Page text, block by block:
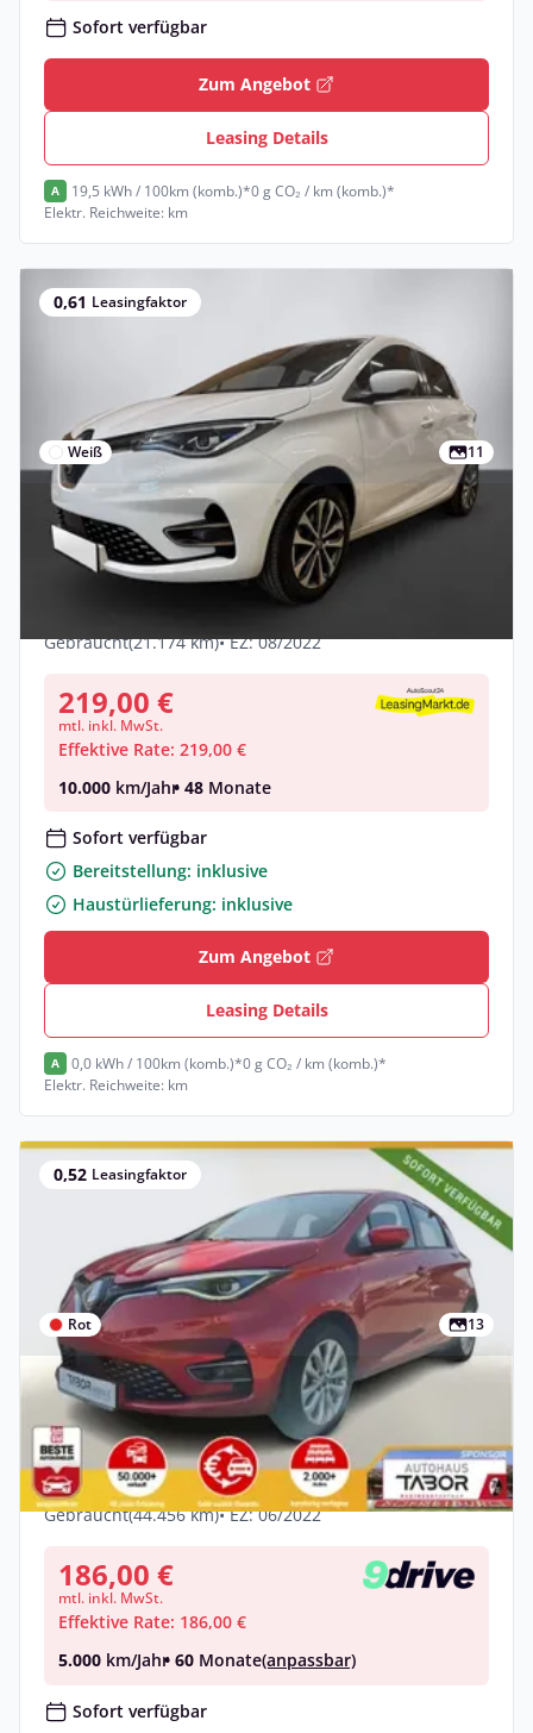
Sofort verfügbar
Zum Angebot
Leasing Details
A 19,5 kWh / 100km (komb.)*0 g CO₂ / km (komb.)*
Elektr. Reichweite: km
0,61 Leasingfaktor
Weiß 11
Privat & Gewerbe
Renault ZOE NAVI/SHZ/LED + incl.
Batterie
Gebraucht(21.174 km)• EZ: 08/2022
219,00 €
mtl. inkl. MwSt.
Effektive Rate: 219,00 €
10.000 km/Jahr• 48 Monate
Sofort verfügbar
Bereitstellung: inklusive
Haustürlieferung: inklusive
Zum Angebot
Leasing Details
A 0,0 kWh / 100km (komb.)*0 g CO₂ / km (komb.)*
Elektr. Reichweite: km
0,52 Leasingfaktor
Rot 13
Privat
Renault ZOE ZE50 R110 Experience Kauf-
Bat. LED KAM PDC
Elektro •Automatik • 108 PS (80 kW)
Gebraucht(44.456 km)• EZ: 06/2022
186,00 €
mtl. inkl. MwSt.
Effektive Rate: 186,00 €
5.000 km/Jahr• 60 Monate(anpassbar)
Sofort verfügbar